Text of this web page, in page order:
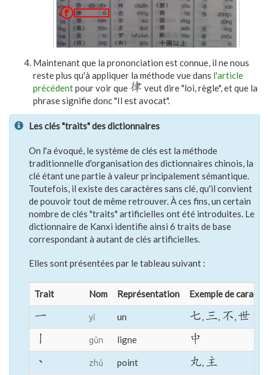
Maintenant que la prononciation est connue, il ne nous
reste plus qu'à appliquer la méthode vue dans l'article
précédentpour voir que 律 veut dire "loi, règle", et que la
phrase signifie donc "Il est avocat".
Les clés "traits" des dictionnaires
On l'a évoqué, le système de clés est la méthode
traditionnelle d'organisation des dictionnaires chinois, la
clé étant une partie à valeur principalement sémantique.
Toutefois, il existe des caractères sans clé, qu'il convient
de pouvoir tout de même retrouver. À ces fins, un certain
nombre de clés "traits" artificielles ont été introduites. Le
dictionnaire de Kanxi identifie ainsi 6 traits de base
correspondant à autant de clés artificielles.
Elles sont présentées par le tableau suivant :
Trait Nom Représentation Exemple de
一 yī un 七 三 不 世
丨
gǔn ligne
中
丶
zhǔ point 丸 主